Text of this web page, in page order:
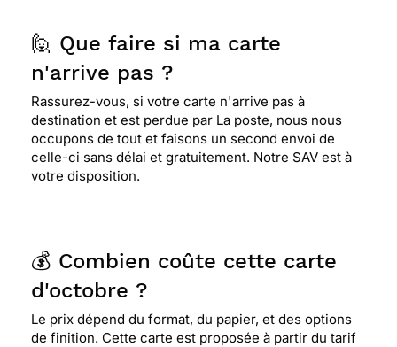
🙋 Que faire si ma carte
n'arrive pas ?
Rassurez-vous, si votre carte n'arrive pas à
destination et est perdue par La poste, nous nous
occupons de tout et faisons un second envoi de
celle-ci sans délai et gratuitement. Notre SAV est à
votre disposition.
💰 Combien coûte cette carte
d'octobre ?
Le prix dépend du format, du papier, et des options
de finition. Cette carte est proposée à partir du tarif